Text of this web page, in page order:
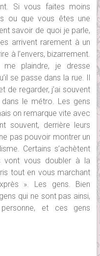
Si vous faites moins
ou que vous êtes une
savoir de quoi je parle,
arrivent rarement à un
à l’envers, bizarrement.
plaindre, je dresse
se passe dans la rue. Il
de regarder, j’ai souvent
le métro. Les gens
on remarque vite avec
souvent, derrière leurs
pas pouvoir montrer un
Certains s’achètent
vont vous doubler à la
tout en vous marchant
». Les gens. Bien
qui ne sont pas ainsi,
et ces gens